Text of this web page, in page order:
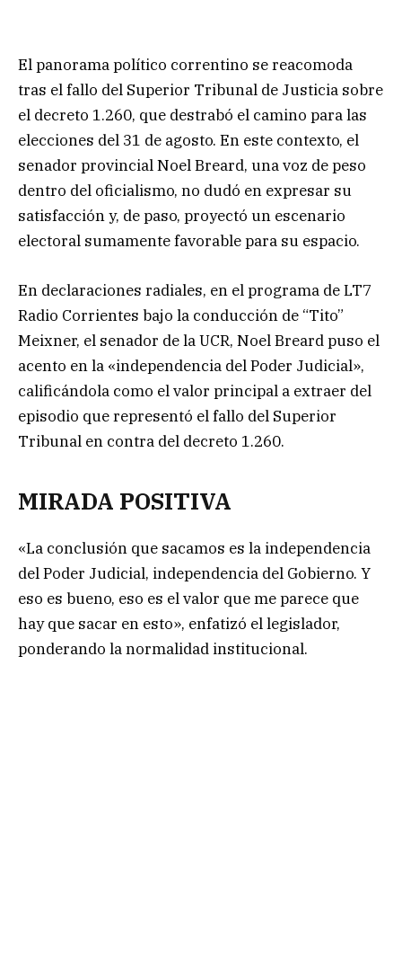
El panorama político correntino se reacomoda
tras el fallo del Superior Tribunal de Justicia sobre
el decreto 1.260, que destrabó el camino para las
elecciones del 31 de agosto. En este contexto, el
senador provincial Noel Breard, una voz de peso
dentro del oficialismo, no dudó en expresar su
satisfacción y, de paso, proyectó un escenario
electoral sumamente favorable para su espacio.
En declaraciones radiales, en el programa de LT7
Radio Corrientes bajo la conducción de “Tito”
Meixner, el senador de la UCR, Noel Breard puso el
acento en la «independencia del Poder Judicial»,
calificándola como el valor principal a extraer del
episodio que representó el fallo del Superior
Tribunal en contra del decreto 1.260.
MIRADA POSITIVA
«La conclusión que sacamos es la independencia
del Poder Judicial, independencia del Gobierno. Y
eso es bueno, eso es el valor que me parece que
hay que sacar en esto», enfatizó el legislador,
ponderando la normalidad institucional.